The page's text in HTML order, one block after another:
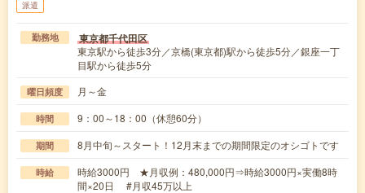
派遣
勤務地 東京都千代田区
東京駅から徒歩3分／京橋(東京都)駅から徒歩5分／銀座一丁
目駅から徒歩5分
曜日頻度 月～金
時間 9：00～18：00（休憩60分）
期間 8月中旬～スタート！12月末までの期間限定のオシゴトです
時給
時給3000円 ★月収例：480,000円⇒時給3000円×実働8時
間×20日 #月収45万以上